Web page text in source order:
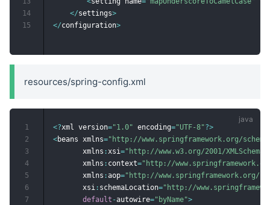
</settings>
</configuration>
14
15
resources/spring-config.xml
<?xml version="1.0" encoding="UTF-8"?>
<beans xmlns="http://www.springframework.org/
       xmlns
:xsi="http://www.w3.org/2001/
       xmlns
: context="http://
       xmlns
:aop="http://www.springframework.org/
       xsi
: schemaLocation="http://
default -autowire="byName">
1
2
3
4
5
6
7